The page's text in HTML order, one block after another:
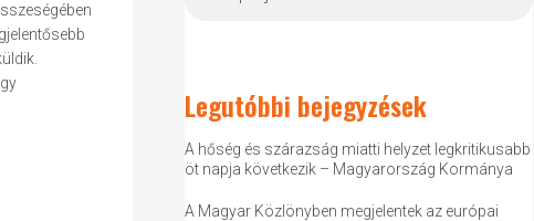
Legutóbbi bejegyzések
A hőség és szárazság miatti helyzet legkritikusabb
öt napja következik – Magyarország Kormánya
A Magyar Közlönyben megjelentek az európai